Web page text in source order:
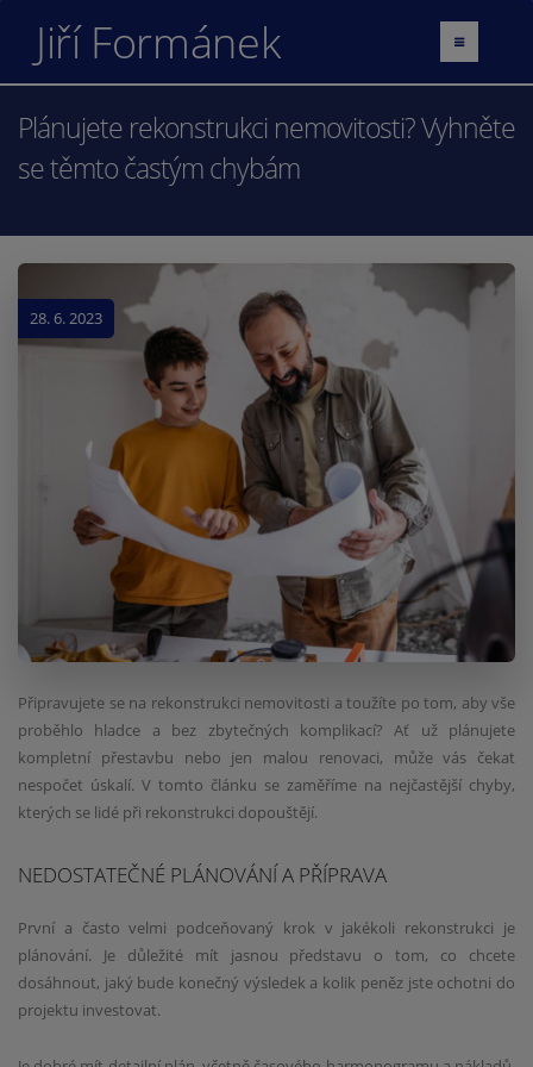
Jiří Formánek
Plánujete rekonstrukci nemovitosti? Vyhněte
se těmto častým chybám
28. 6. 2023
Připravujete se na rekonstrukci nemovitosti a toužíte po tom, aby vše
proběhlo hladce a bez zbytečných komplikací? Ať už plánujete
kompletní přestavbu nebo jen malou renovaci, může vás čekat
nespočet úskalí. V tomto článku se zaměříme na nejčastější chyby,
kterých se lidé při rekonstrukci dopouštějí.
NEDOSTATEČNÉ PLÁNOVÁNÍ A PŘÍPRAVA
První a často velmi podceňovaný krok v jakékoli rekonstrukci je
plánování. Je důležité mít jasnou představu o tom, co chcete
dosáhnout, jaký bude konečný výsledek a kolik peněz jste ochotni do
projektu investovat.